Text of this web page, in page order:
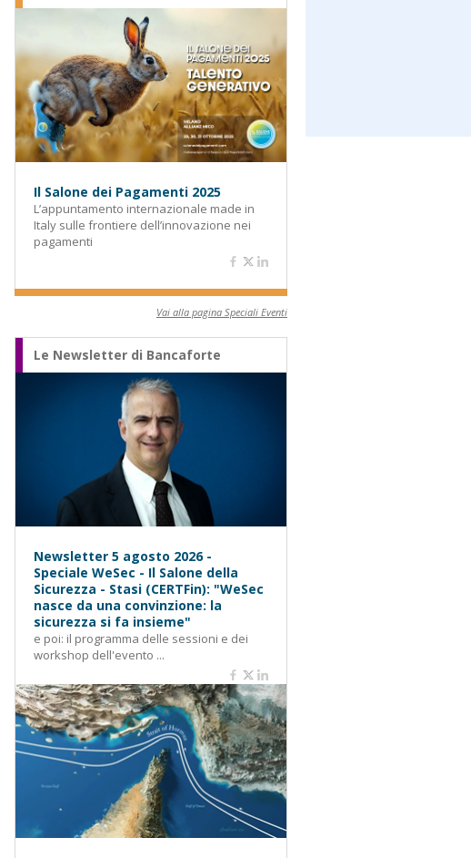
Il Salone dei Pagamenti 2025
L’appuntamento internazionale made in
Italy sulle frontiere dell’innovazione nei
pagamenti
Vai alla pagina Speciali Eventi
Le Newsletter di Bancaforte
Newsletter 5 agosto 2026 -
Speciale WeSec - Il Salone della
Sicurezza - Stasi (CERTFin): "WeSec
nasce da una convinzione: la
sicurezza si fa insieme"
e poi: il programma delle sessioni e dei
workshop dell'evento ...